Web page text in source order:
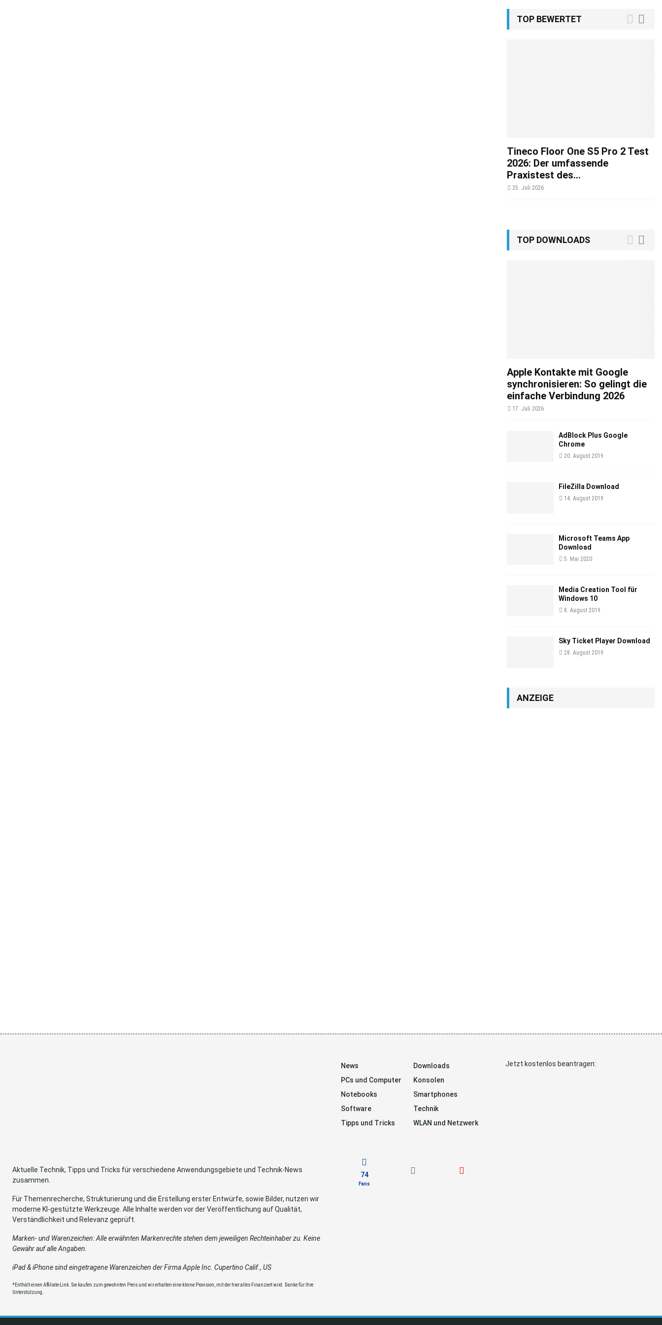
TOP BEWERTET
Tineco Floor One S5 Pro 2 Test
2026: Der umfassende
Praxistest des...
25. Juli 2026
TOP DOWNLOADS
Apple Kontakte mit Google
synchronisieren: So gelingt die
einfache Verbindung 2026
17. Juli 2026
AdBlock Plus Google
Chrome
20. August 2019
FileZilla Download
14. August 2019
Microsoft Teams App
Download
5. Mai 2020
Media Creation Tool für
Windows 10
8. August 2019
Sky Ticket Player Download
28. August 2019
ANZEIGE
Aktuelle Technik, Tipps und Tricks für verschiedene Anwendungsgebiete und Technik-News
zusammen.
Für Themenrecherche, Strukturierung und die Erstellung erster Entwürfe, sowie Bilder, nutzen wir
moderne KI-gestützte Werkzeuge. Alle Inhalte werden vor der Veröffentlichung auf Qualität,
Verständlichkeit und Relevanz geprüft.
Marken- und Warenzeichen: Alle erwähnten Markenrechte stehen dem jeweiligen Rechteinhaber zu. Keine
Gewähr auf alle Angaben.
iPad & iPhone sind eingetragene Warenzeichen der Firma Apple Inc. Cupertino Calif., US
*Enthält einen Affiliate-Link. Sie kaufen zum gewohnten Preis und wir erhalten eine kleine Provision, mit der hier alles Finanziert wird. Danke für Ihre
Unterstützung.
News
Downloads
PCs und Computer
Konsolen
Notebooks
Smartphones
Software
Technik
Tipps und Tricks
WLAN und Netzwerk
74
Fans
Jetzt kostenlos beantragen: